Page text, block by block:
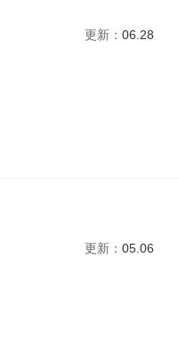
更新： 06.28
更新： 05.06